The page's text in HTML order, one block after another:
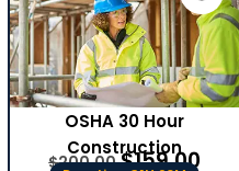
OSHA 30 Hour
Construction
$200.00 $159.00